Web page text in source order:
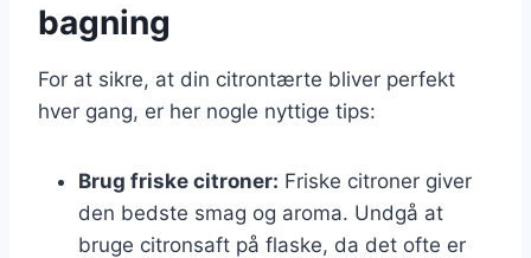
bagning
For at sikre, at din citrontærte bliver perfekt
hver gang, er her nogle nyttige tips:
Brug friske citroner: Friske citroner giver
den bedste smag og aroma. Undgå at
bruge citronsaft på flaske, da det ofte er